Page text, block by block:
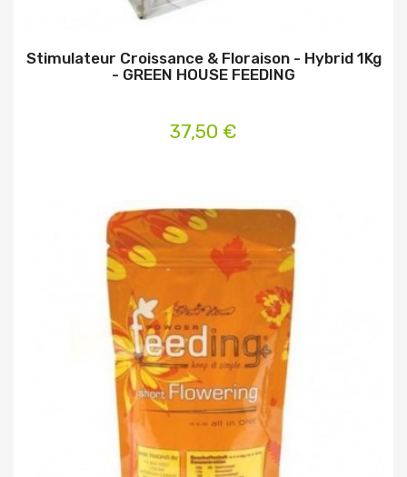
Stimulateur Croissance & Floraison - Hybrid 1Kg
- GREEN HOUSE FEEDING
37,50 €